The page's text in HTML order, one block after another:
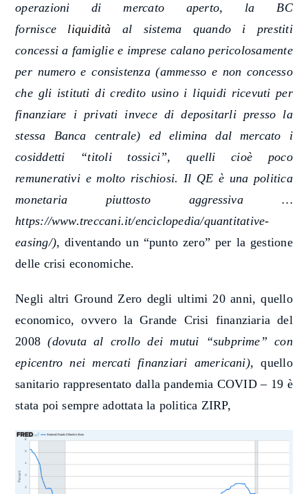
operazioni di mercato aperto, la BC
fornisce liquidità al sistema quando i prestiti
concessi a famiglie e imprese calano pericolosamente
per numero e consistenza (ammesso e non concesso
che gli istituti di credito usino i liquidi ricevuti per
finanziare i privati invece di depositarli presso la
stessa Banca centrale) ed elimina dal mercato i
cosiddetti “titoli tossici”, quelli cioè poco
remunerativi e molto rischiosi. Il QE è una politica
monetaria piuttosto aggressiva …
https://www.treccani.it/enciclopedia/quantitative-
easing/), diventando un “punto zero” per la gestione
delle crisi economiche.
Negli altri Ground Zero degli ultimi 20 anni, quello
economico, ovvero la Grande Crisi finanziaria del
2008(dovuta al crollo dei mutui “subprime” con
epicentro nei mercati finanziari americani), quello
sanitario rappresentato dalla pandemia COVID – 19 è
stata poi sempre adottata la politica ZIRP,